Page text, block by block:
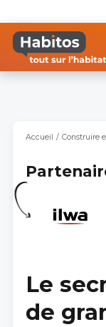
contenu
principal
Accueil Construire
Le
de